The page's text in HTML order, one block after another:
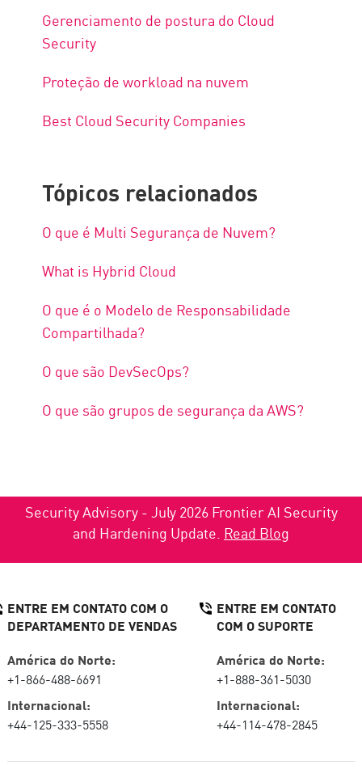
Gerenciamento de postura do Cloud
Security
Proteção de workload na nuvem
Best Cloud Security Companies
Tópicos relacionados
O que é Multi Segurança de Nuvem?
What is Hybrid Cloud
O que é o Modelo de Responsabilidade
Compartilhada?
O que são DevSecOps?
O que são grupos de segurança da AWS?
Security Advisory - July 2026 Frontier AI Security
and Hardening Update. Read Blog
ENTRE EM CONTATO COM O
DEPARTAMENTO DE VENDAS
América do Norte:
+1-866-488-6691
Internacional:
+44-125-333-5558
ENTRE EM CONTATO
COM O SUPORTE
América do Norte:
+1-888-361-5030
Internacional:
+44-114-478-2845